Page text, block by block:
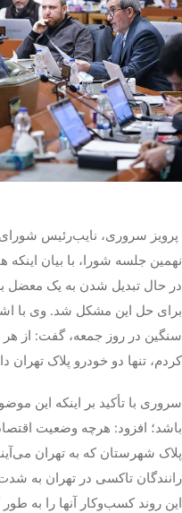
تک کده
پایگاه خبری آبان
خرید موتور
پرویز سروری، نایب‌رئیس
نهمین جلسه شورا، با بیان
در حال تبدیل شدن به یک معضل
برای حل این مشکل شد. وی با
سنگین در روز جمعه، گفت: از
کردم، تنها دو خودرو پلاک تهران
سروری با تأکید بر اینکه این
باشد؛ افزود: هرچه وضعیت
پلاک شهرستان که به تهران
رانندگان تاکسی در تهران به
این روند کسب‌وکار آنها را به